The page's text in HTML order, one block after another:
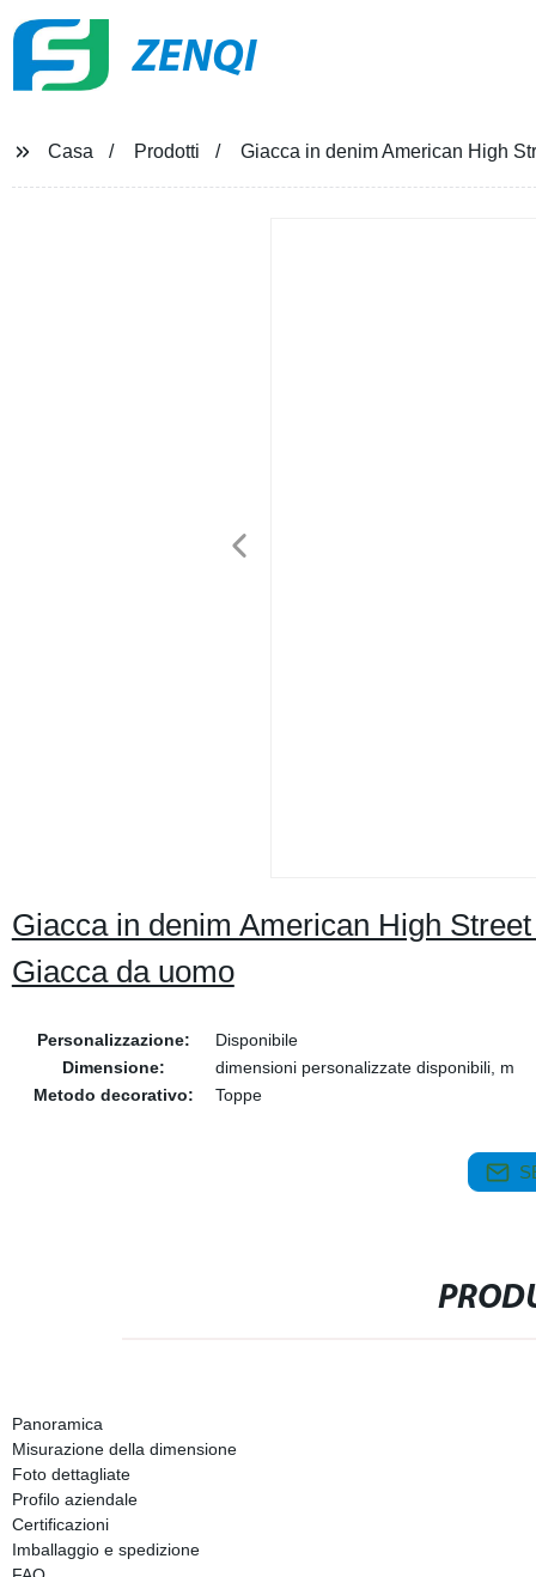
ZENQI
Casa Prodotti Giacca in denim American High
Giacca in denim American High
Giacca da uomo
Personalizzazione:
Disponibile
Dimensione:
dimensioni personalizzate disponibili, m
Metodo decorativo:
Toppe
Panoramica
Misurazione della dimensione
Foto dettagliate
Profilo aziendale
Certificazioni
Imballaggio e spedizione